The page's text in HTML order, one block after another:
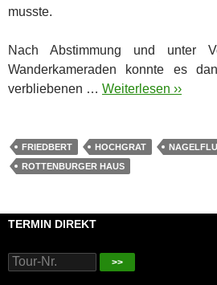
musste.
Nach Abstimmung und unter
Wanderkameraden konnte es
verbliebenen … Weiterlesen ››
FRIEDBERT HOCHGRAT
ROTTENBURGER HAUS
TERMIN DIREKT
>>